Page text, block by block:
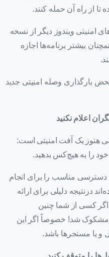
تا از راه آن حمله کنند.
امنیتی ویندوز دیگر از نسخه
بیشتر برنامه‌ها اجازه
بارگذاری وصله امنیتی جدید
اعلام نکنید
هنوز یک آفت امنیتی است:
را به هیچ‌کس بدهید.
مناسب را برای انجام
درنتیجه دلیلی برای ارائه
کسی از شما چنین
مشکوک شد! خصوصاً اگر این
و یا مسنجرها باشد.